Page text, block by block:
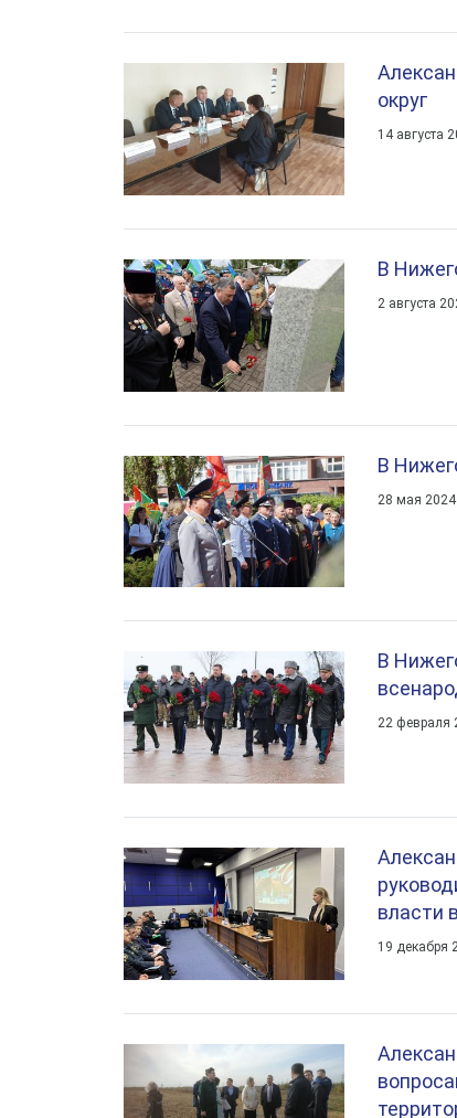
округ
14 августа
В
2 августа
В
28 мая 2024
В
22 февраля
власти
19 декабря